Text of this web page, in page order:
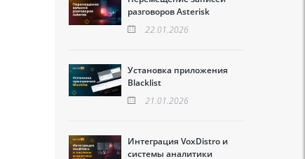
разговоров Asterisk
22.01.2026
Установка приложения
Blacklist
21.01.2026
Интеграция VoxDistro и
системы аналитики